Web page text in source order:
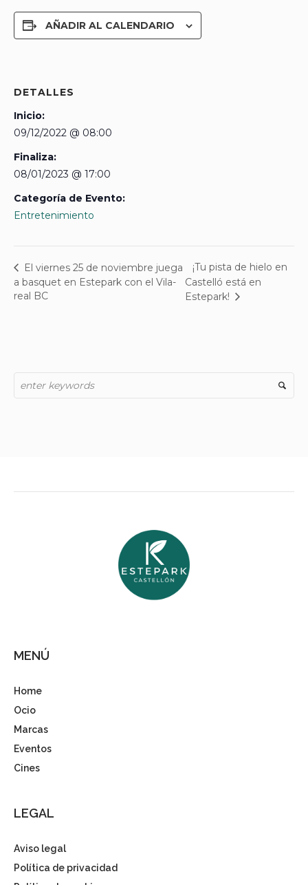
AÑADIR AL CALENDARIO
DETALLES
Inicio:
09/12/2022 @ 08:00
Finaliza:
08/01/2023 @ 17:00
Categoría de Evento:
Entretenimiento
El viernes 25 de noviembre juega
a basquet en Estepark con el Vila-
real BC
¡Tu pista de hielo en
Castelló está en
Estepark!
MENÚ
Home
Ocio
Marcas
Eventos
Cines
LEGAL
Aviso legal
Política de privacidad